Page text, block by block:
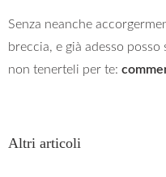
Senza neanche
breccia, e già adesso posso
non tenerteli per te:
Altri articoli